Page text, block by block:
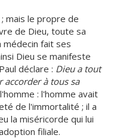
mais le propre de
de Dieu, toute sa
médecin fait ses
Dieu se manifeste
déclare : Dieu a tout
à tous sa
: l'homme avait
de l'immortalité ; il a
la miséricorde qui lui
filiale.